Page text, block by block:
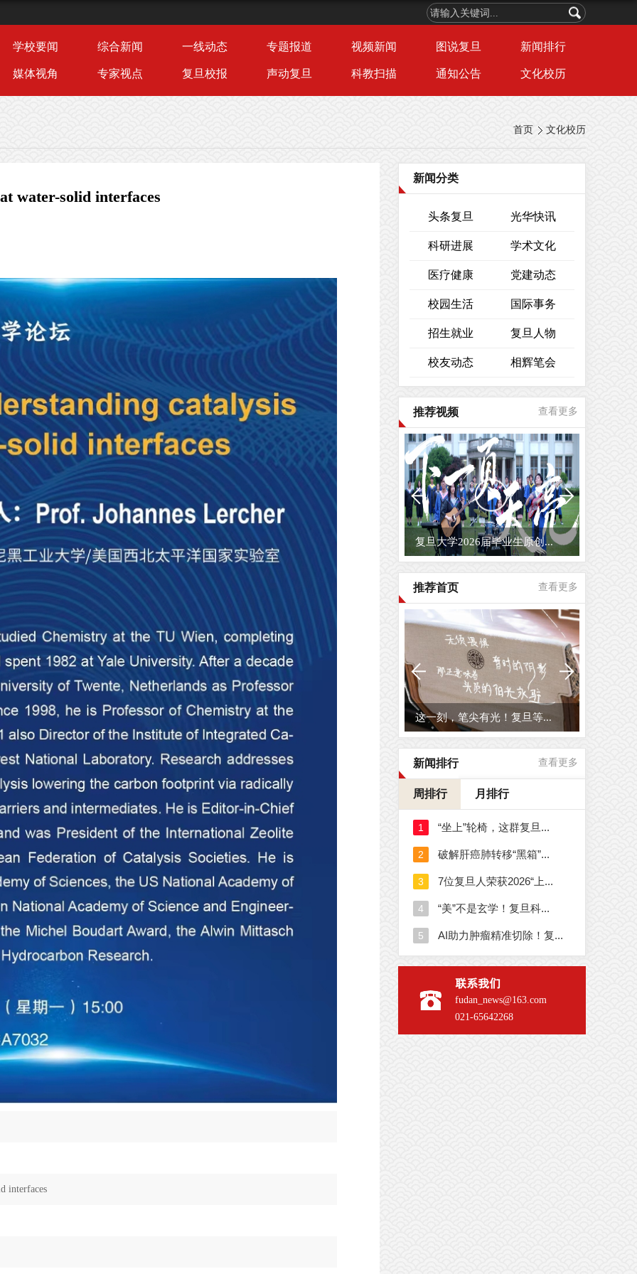
学校要闻 综合新闻 一线动态 专题报道 视频新闻 图说复旦 新闻排行
媒体视角 专家视点 复旦校报 声动复旦 科教扫描 通知公告 文化校历
首页 文化校历
water-solid interfaces
interfaces
新闻分类
头条复旦 光华快讯
科研进展 学术文化
医疗健康 党建动态
校园生活 国际事务
招生就业 复旦人物
校友动态 相辉笔会
推荐视频 查看更多
复旦大学2026届毕业生原创...
推荐首页 查看更多
这一刻，笔尖有光！复旦等...
新闻排行 查看更多
周排行 月排行
联系我们
fudan_news@163.com
021-65642268